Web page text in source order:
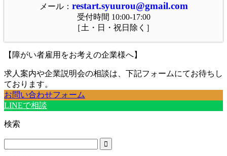
メール： restart.syuurou@gmail.com
受付時間 10:00-17:00
［土・日・祝日除く］
【障がい者雇用をお考えの企業様へ】
求人案内や企業説明会の相談は、下記フォームにてお待ちし
ております。
お問い合わせフォーム
LINEで相談
検索